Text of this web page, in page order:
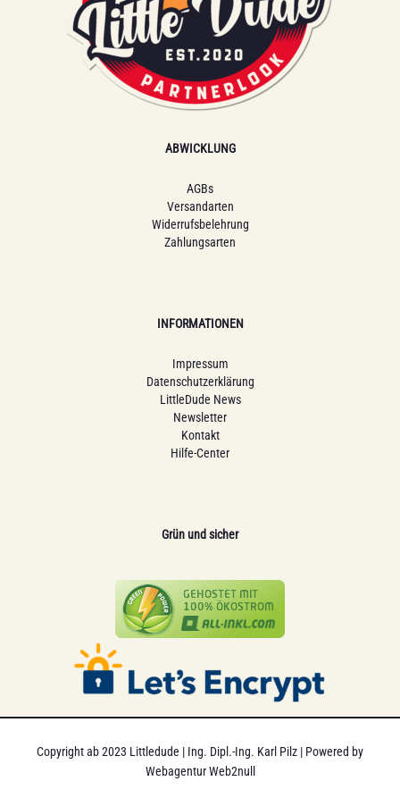
ABWICKLUNG
AGBs
Versandarten
Widerrufsbelehrung
Zahlungsarten
INFORMATIONEN
Impressum
Datenschutzerklärung
LittleDude News
Newsletter
Kontakt
Hilfe-Center
Grün und sicher
Copyright ab 2023 Littledude | Ing. Dipl.-Ing. Karl Pilz | Powered by
Webagentur Web2null